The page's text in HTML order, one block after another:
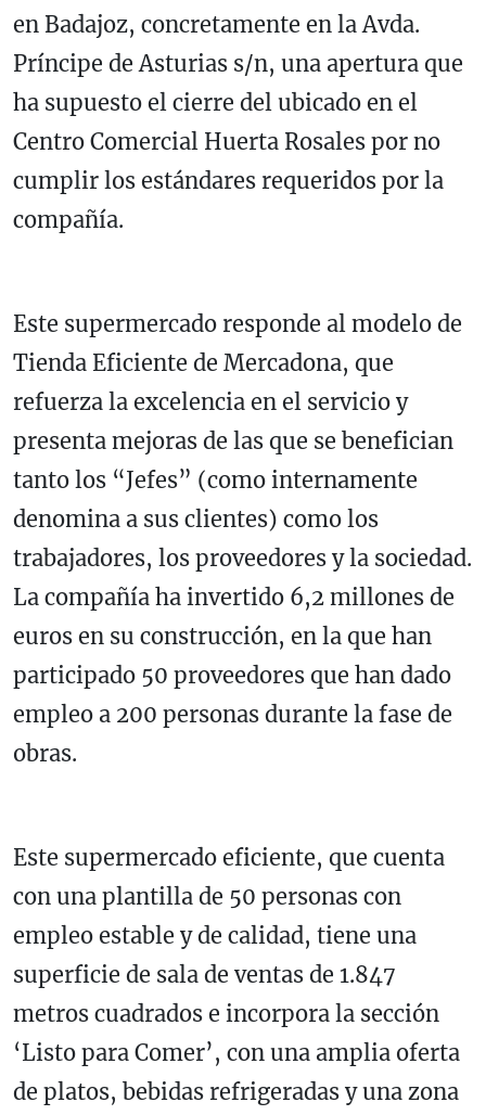
en Badajoz, concretamente en la Avda.
Príncipe de Asturias s/n, una apertura que
ha supuesto el cierre del ubicado en el
Centro Comercial Huerta Rosales por no
cumplir los estándares requeridos por la
compañía.
Este supermercado responde al modelo de
Tienda Eficiente de Mercadona, que
refuerza la excelencia en el servicio y
presenta mejoras de las que se benefician
tanto los “Jefes” (como internamente
denomina a sus clientes) como los
trabajadores, los proveedores y la sociedad.
La compañía ha invertido 6,2 millones de
euros en su construcción, en la que han
participado 50 proveedores que han dado
empleo a 200 personas durante la fase de
obras.
Este supermercado eficiente, que cuenta
con una plantilla de 50 personas con
empleo estable y de calidad, tiene una
superficie de sala de ventas de 1.847
metros cuadrados e incorpora la sección
‘Listo para Comer’, con una amplia oferta
de platos, bebidas refrigeradas y una zona